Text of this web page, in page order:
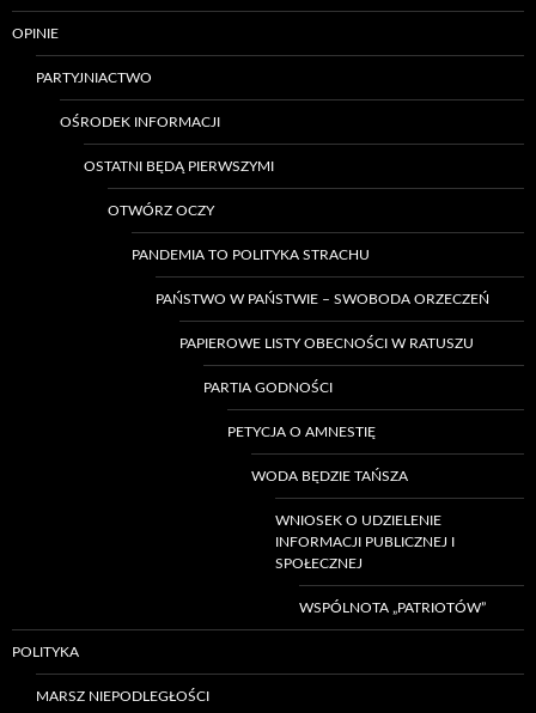
OPINIE
PARTYJNIACTWO
OŚRODEK INFORMACJI
OSTATNI BĘDĄ PIERWSZYMI
OTWÓRZ OCZY
PANDEMIA TO POLITYKA STRACHU
PAŃSTWO W PAŃSTWIE – SWOBODA ORZECZEŃ
PAPIEROWE LISTY OBECNOŚCI W RATUSZU
PARTIA GODNOŚCI
PETYCJA O AMNESTIĘ
WODA BĘDZIE TAŃSZA
WNIOSEK O UDZIELENIE
INFORMACJI PUBLICZNEJ I
SPOŁECZNEJ
WSPÓLNOTA „PATRIOTÓW”
POLITYKA
MARSZ NIEPODLEGŁOŚCI